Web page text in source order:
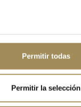
Permitir todas
Permitir la selección